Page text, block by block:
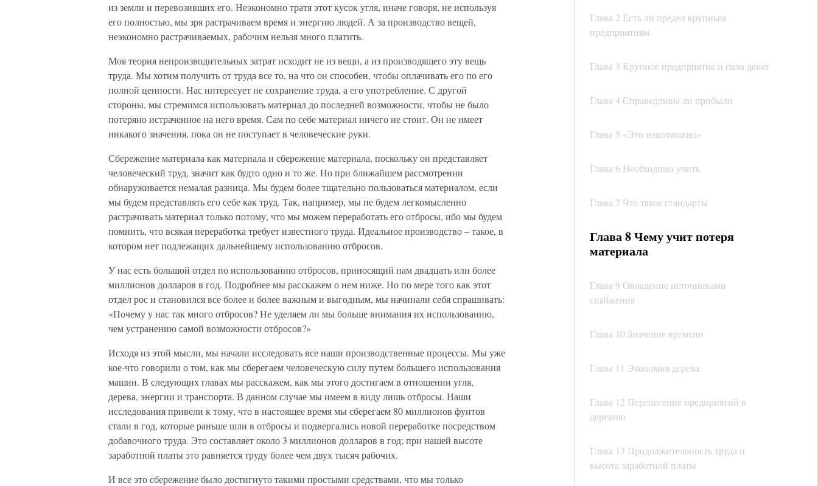
Глава 2 Есть ли предел крупным
предприятиям
Глава 3 Крупное предприятие и сила денег
Глава 4 Справедливы ли прибыли
Глава 5 «Это невозможно»
Глава 6 Необходимо учить
Глава 7 Что такое стандарты
Глава 8 Чему учит потеря
материала
Глава 9 Овладение источниками
снабжения
Глава 10 Значение времени
Глава 11 Экономия дерева
Глава 12 Перенесение предприятий в
деревню
Глава 13 Продолжительность труда и
высота заработной платы
из земли и перевозивших его. Неэкономно тратя этот кусок угля, иначе говоря, не используя
его полностью, мы зря растрачиваем время и энергию людей. А за производство вещей,
неэкономно растрачиваемых, рабочим нельзя много платить.
Моя теория непроизводительных затрат исходит не из вещи, а из производящего эту вещь
труда. Мы хотим получить от труда все то, на что он способен, чтобы оплачивать его по его
полной ценности. Нас интересует не сохранение труда, а его употребление. С другой
стороны, мы стремимся использовать материал до последней возможности, чтобы не было
потеряно истраченное на него время. Сам по себе материал ничего не стоит. Он не имеет
никакого значения, пока он не поступает в человеческие руки.
Сбережение материала как материала и сбережение материала, поскольку он представляет
человеческий труд, значит как будто одно и то же. Но при ближайшем рассмотрении
обнаруживается немалая разница. Мы будем более тщательно пользоваться материалом, если
мы будем представлять его себе как труд. Так, например, мы не будем легкомысленно
растрачивать материал только потому, что мы можем переработать его отбросы, ибо мы будем
помнить, что всякая переработка требует известного труда. Идеальное производство – такое, в
котором нет подлежащих дальнейшему использованию отбросов.
У нас есть большой отдел по использованию отбросов, приносящий нам двадцать или более
миллионов долларов в год. Подробнее мы расскажем о нем ниже. Но по мере того как этот
отдел рос и становился все более и более важным и выгодным, мы начинали себя спрашивать:
«Почему у нас так много отбросов? Не уделяем ли мы больше внимания их использованию,
чем устранению самой возможности отбросов?»
Исходя из этой мысли, мы начали исследовать все наши производственные процессы. Мы уже
кое-что говорили о том, как мы сберегаем человеческую силу путем большего использования
машин. В следующих главах мы расскажем, как мы этого достигаем в отношении угля,
дерева, энергии и транспорта. В данном случае мы имеем в виду лишь отбросы. Наши
исследования привели к тому, что в настоящее время мы сберегаем 80 миллионов фунтов
стали в год, которые раньше шли в отбросы и подвергались новой переработке посредством
добавочного труда. Это составляет около 3 миллионов долларов в год; при нашей высоте
заработной платы это равняется труду более чем двух тысяч рабочих.
И все это сбережение было достигнуто такими простыми средствами, что мы только